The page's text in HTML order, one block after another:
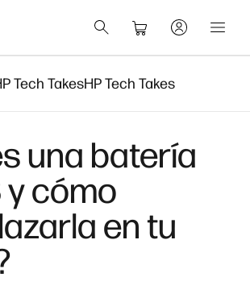
Tech TakesHP Tech Takes
una batería
cómo
en tu